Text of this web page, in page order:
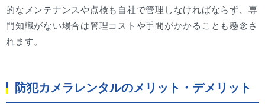
的なメンテナンスや点検も自社で管理しなければならず、専
門知識がない場合は管理コストや手間がかかることも懸念さ
れます。
防犯カメラレンタルのメリット・デメリット